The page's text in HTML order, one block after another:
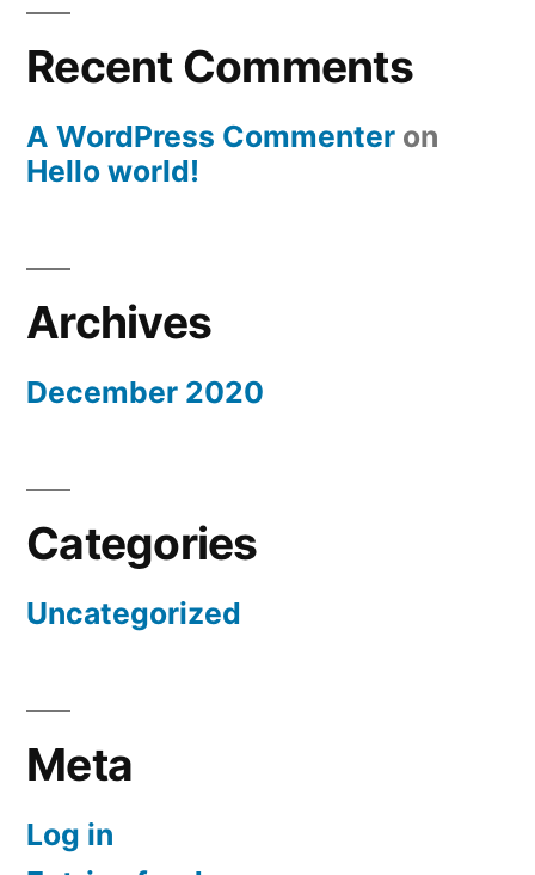
Recent Comments
A WordPress Commenter on
Hello world!
Archives
December 2020
Categories
Uncategorized
Meta
Log in